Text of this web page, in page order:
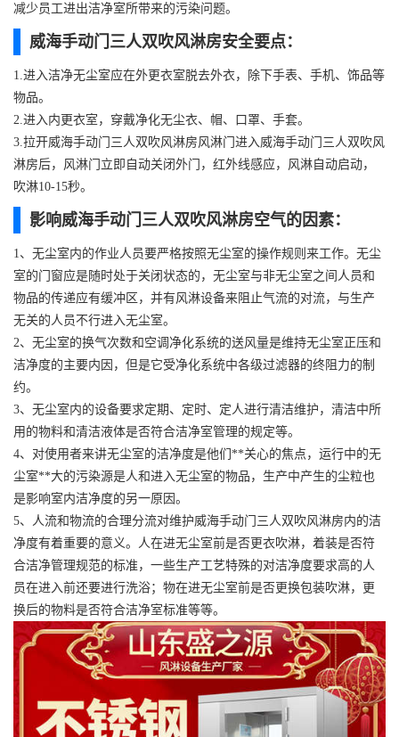
减少员工进出洁净室所带来的污染问题。
威海手动门三人双吹风淋房安全要点：
1.进入洁净无尘室应在外更衣室脱去外衣，除下手表、手机、饰品等
物品。
2.进入内更衣室，穿戴净化无尘衣、帽、口罩、手套。
3.拉开威海手动门三人双吹风淋房风淋门进入威海手动门三人双吹风
淋房后，风淋门立即自动关闭外门，红外线感应，风淋自动启动，
吹淋10-15秒。
影响威海手动门三人双吹风淋房空气的因素：
1、无尘室内的作业人员要严格按照无尘室的操作规则来工作。无尘
室的门窗应是随时处于关闭状态的，无尘室与非无尘室之间人员和
物品的传递应有缓冲区，并有风淋设备来阻止气流的对流，与生产
无关的人员不行进入无尘室。
2、无尘室的换气次数和空调净化系统的送风量是维持无尘室正压和
洁净度的主要内因，但是它受净化系统中各级过滤器的终阻力的制
约。
3、无尘室内的设备要求定期、定时、定人进行清洁维护，清洁中所
用的物料和清洁液体是否符合洁净室管理的规定等。
4、对使用者来讲无尘室的洁净度是他们**关心的焦点，运行中的无
尘室**大的污染源是人和进入无尘室的物品，生产中产生的尘粒也
是影响室内洁净度的另一原因。
5、人流和物流的合理分流对维护威海手动门三人双吹风淋房内的洁
净度有着重要的意义。人在进无尘室前是否更衣吹淋，着装是否符
合洁净管理规范的标准，一些生产工艺特殊的对洁净度要求高的人
员在进入前还要进行洗浴；物在进无尘室前是否更换包装吹淋，更
换后的物料是否符合洁净室标准等等。